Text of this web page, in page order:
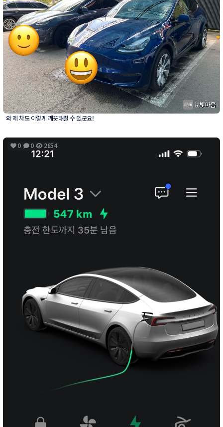
눈빛마음
와 제 차도 이렇게 깨끗해질 수 있군요!
0 0 2854